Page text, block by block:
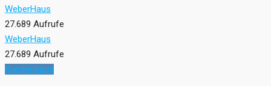
WeberHaus
27.689 Aufrufe
WeberHaus
27.689 Aufrufe
Kundenhaus